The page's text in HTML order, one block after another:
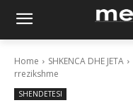
Home SHKENCA DHE JETA
rrezikshme
SHENDETESI